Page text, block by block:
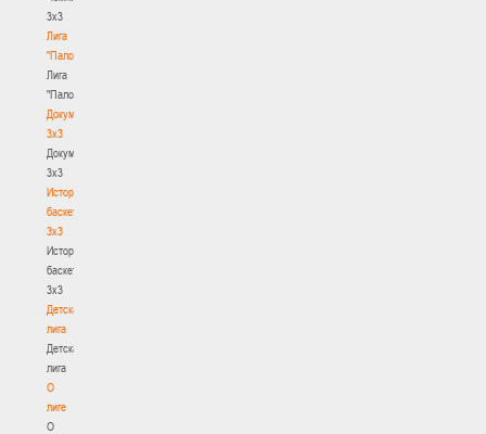
3х3
Лига
"Палова"
Лига
"Палова"
Документы
3х3
Документы
3х3
История
баскетбола
3х3
История
баскетбола
3х3
Детская
лига
Детская
лига
О
лиге
О